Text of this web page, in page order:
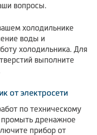
вопросы.
холодильнике
воды и
холодильника. Для
выполните
от электросети
по техническому
дренажное
прибор от